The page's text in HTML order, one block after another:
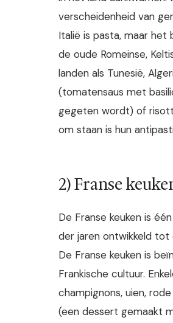
verscheidenheid van
Italië is pasta, maar
de oude Romeinse,
landen als Tunesië,
(tomatensaus met
gegeten wordt) of
om staan is hun
2) Franse
De Franse keuken is
der jaren ontwikkeld tot
De Franse keuken is
Frankische cultuur.
champignons, uien,
(een dessert gemaakt